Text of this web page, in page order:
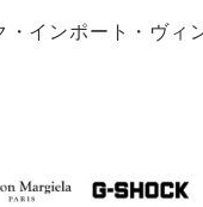
インポート・ヴ